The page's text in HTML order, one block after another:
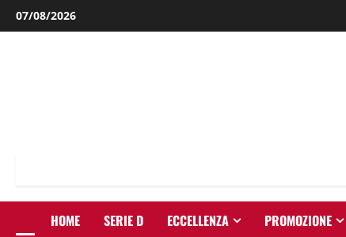
Salta
al
07/08/2026
HOME SERIE D ECCELLENZA PROMOZIONE